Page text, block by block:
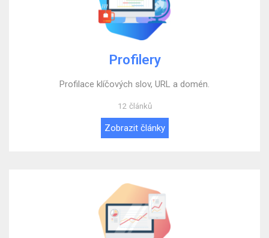
Profilery
Profilace klíčových slov, URL a domén.
12 článků
Zobrazit články